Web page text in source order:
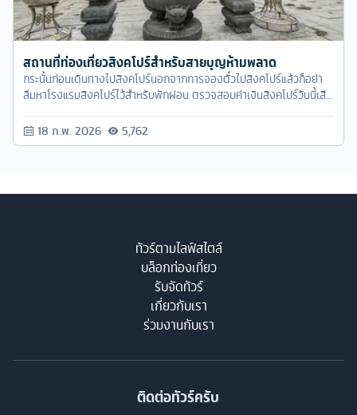
สถานที่ท่องเที่ยวสิงคโปร์สำหรับสายบุญห้ามพลาด
กระนั้นก่อนเดินทางไปสิงคโปร์นอกจากการจองตั๋วไปสิงคโปร์แล้วก็อย่า
ลืมหาโรงแรมสิงคโปร์ไว้สำหรับพักผ่อน ตรวจสอบค่าเงินสิงคโปร์วันนี้เสีย
ประเทศเกาะเล็กๆ
18 ก.พ. 2026 5,762
ทัวร์ตามไลฟ์สไตล์
บล็อกท่องเที่ยว
รับจัดทัวร์
เกี่ยวกับเรา
ร่วมงานกับเรา
ติดต่อทัวร์ครับ